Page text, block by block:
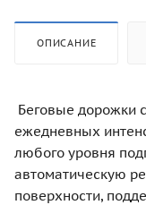
ОПИСАНИЕ
Беговые дорожки
ежедневных
любого уровня
автоматическую
поверхности,